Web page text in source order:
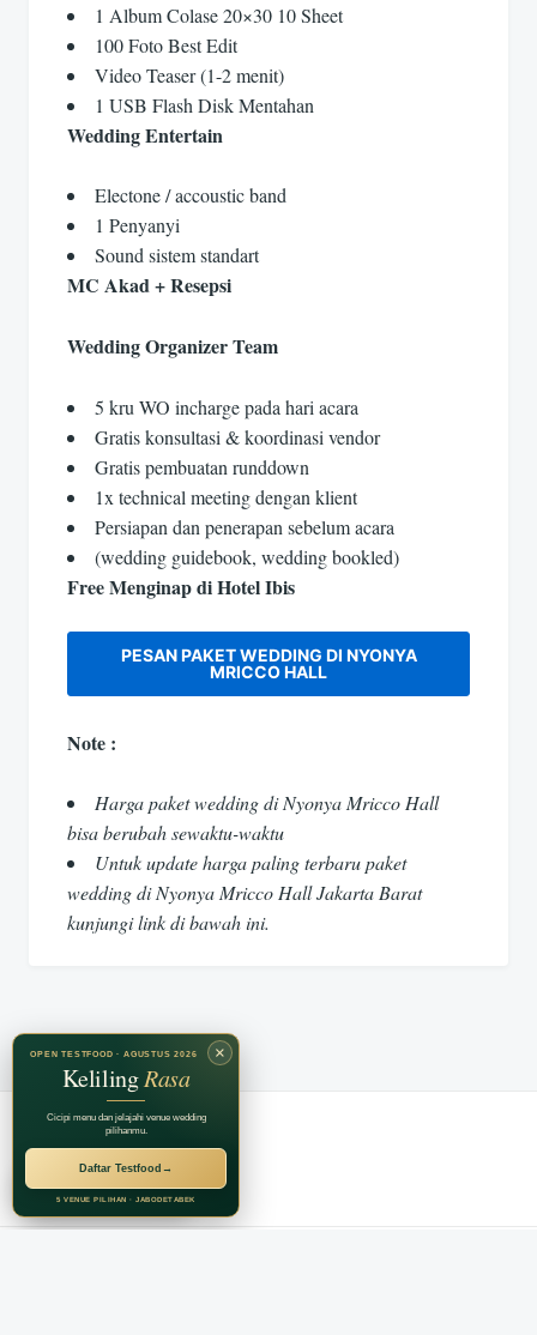
1 Album Colase 20×30 10 Sheet
100 Foto Best Edit
Video Teaser (1-2 menit)
1 USB Flash Disk Mentahan
Wedding Entertain
Electone / accoustic band
1 Penyanyi
Sound sistem standart
MC Akad + Resepsi
Wedding Organizer Team
5 kru WO incharge pada hari acara
Gratis konsultasi & koordinasi vendor
Gratis pembuatan runddown
1x technical meeting dengan klient
Persiapan dan penerapan sebelum acara
(wedding guidebook, wedding bookled)
Free Menginap di Hotel Ibis
PESAN PAKET WEDDING DI NYONYA
MRICCO HALL
Note :
Harga paket wedding di Nyonya Mricco Hall
bisa berubah sewaktu-waktu
Untuk update harga paling terbaru paket
wedding di Nyonya Mricco Hall Jakarta Barat
kunjungi link di bawah ini.
RECOMMENDED BY
Jagarasa Group
×
OPEN TESTFOOD · AGUSTUS 2026
KelilingRasa
Cicipi menu dan jelajahi venue wedding
pilihanmu.
Daftar Testfood →
5 VENUE PILIHAN · JABODETABEK